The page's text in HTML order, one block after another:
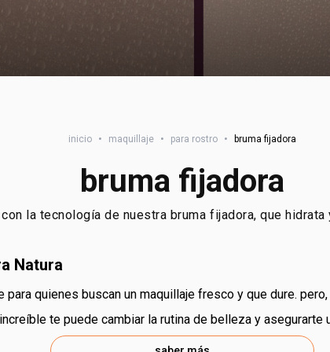
inicio • maquillaje • para rostro • bruma fijadora
bruma fijadora
la tecnología de nuestra bruma fijadora, que
Natura
para quienes buscan un maquillaje fresco y que dure.
te puede cambiar la rutina de belleza y asegurarte